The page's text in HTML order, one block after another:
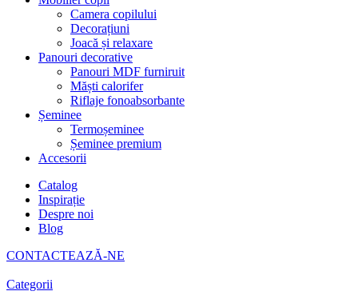
Camera copilului
Decorațiuni
Joacă și relaxare
Panouri decorative
Panouri MDF furniruit
Măști calorifer
Riflaje fonoabsorbante
Șeminee
Termoșeminee
Șeminee premium
Accesorii
Catalog
Inspirație
Despre noi
Blog
CONTACTEAZĂ-NE
Categorii